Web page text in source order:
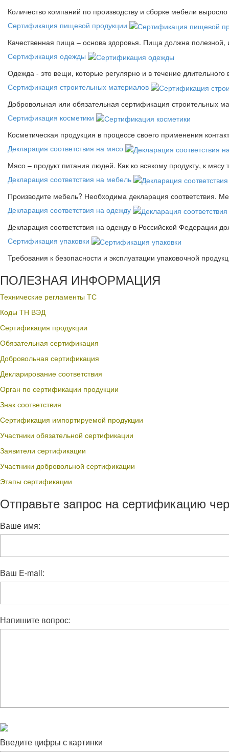
Количество компаний по производству и сборке мебели
Сертификация пищевой продукции
Качественная пища – основа здоровья. Пища должна
Сертификация одежды
Одежда - это вещи, которые регулярно и в течение
Сертификация строительных материалов
Добровольная или обязательная сертификация строительных
Сертификация косметики
Косметическая продукция в процессе своего применения
Декларация соответствия на мясо
Мясо – продукт питания людей. Как ко всякому продукту, к мясу
Декларация соответствия на мебель
Производите мебель? Необходима декларация соответствия.
Декларация соответствия на одежду
Декларация соответствия на одежду в Российской Федерации
Сертификация упаковки
Требования к безопасности и эксплуатации упаковочной
ПОЛЕЗНАЯ ИНФОРМАЦИЯ
Технические регламенты ТС
Коды ТН ВЭД
Сертификация продукции
Обязательная сертификация
Добровольная сертификация
Декларирование соответствия
Орган по сертификации продукции
Знак соответствия
Сертификация импортируемой продукции
Участники обязательной сертификации
Заявители сертификации
Участники добровольной сертификации
Этапы сертификации
Отправьте запрос на сертификацию
Ваше имя:
Ваш E-mail:
Напишите вопрос:
Введите цифры с картинки